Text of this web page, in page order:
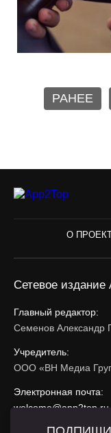
РАНЕЕ
О
Сетевое издание
Главный редактор:
Семенов Александр
Учредитель:
ООО «ВН Медиа
Электронная почта:
welcome@app2top.ru